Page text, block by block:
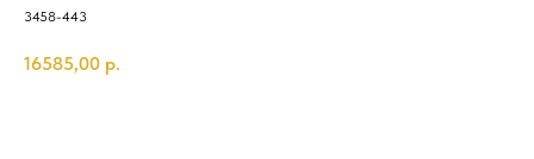
3458-443
16585,00 р.